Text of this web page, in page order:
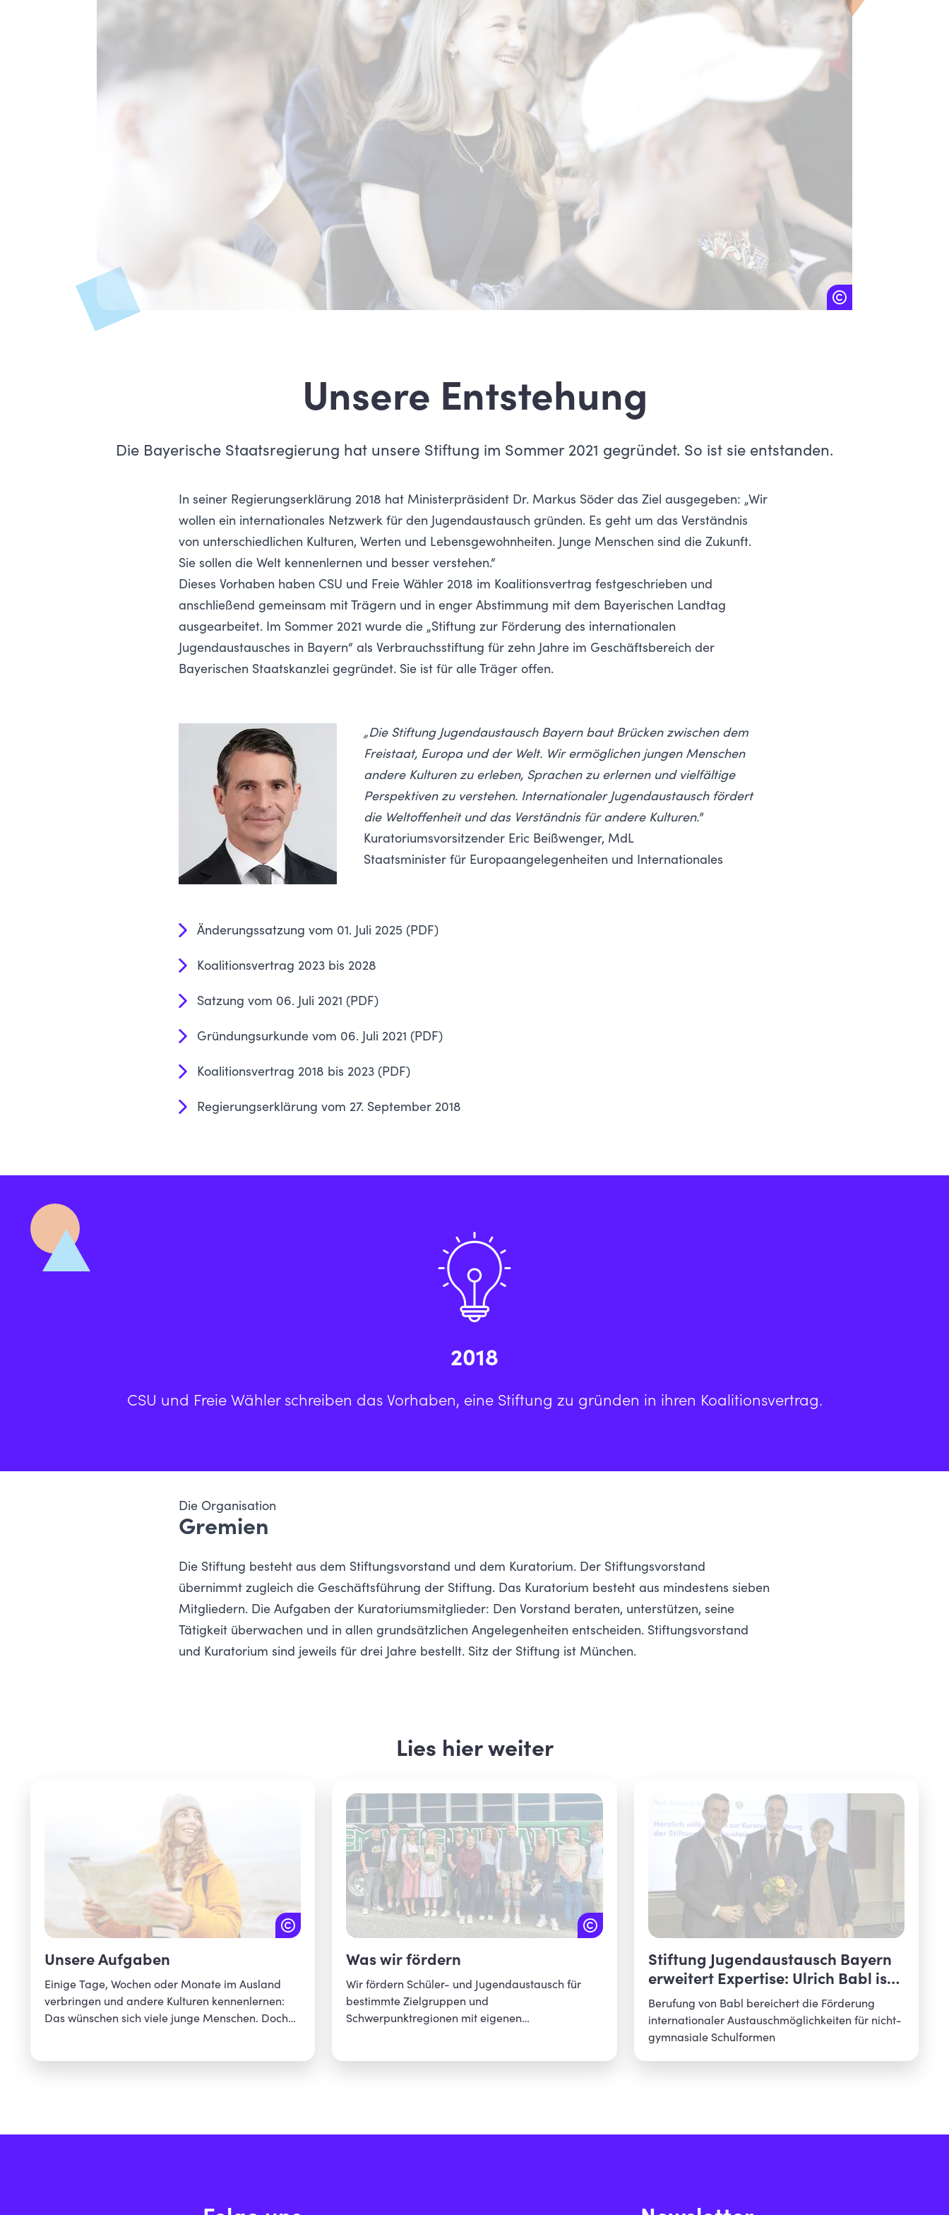
Unsere Entstehung
Die Bayerische Staatsregierung hat unsere Stiftung im Sommer 2021 gegründet. So ist sie entstanden.
In seiner Regierungserklärung 2018 hat Ministerpräsident Dr. Markus Söder das Ziel ausgegeben: „Wir
wollen ein internationales Netzwerk für den Jugendaustausch gründen. Es geht um das Verständnis
von unterschiedlichen Kulturen, Werten und Lebensgewohnheiten. Junge Menschen sind die Zukunft.
Sie sollen die Welt kennenlernen und besser verstehen.“
Dieses Vorhaben haben CSU und Freie Wähler 2018 im Koalitionsvertrag festgeschrieben und
anschließend gemeinsam mit Trägern und in enger Abstimmung mit dem Bayerischen Landtag
ausgearbeitet. Im Sommer 2021 wurde die „Stiftung zur Förderung des internationalen
Jugendaustausches in Bayern“ als Verbrauchsstiftung für zehn Jahre im Geschäftsbereich der
Bayerischen Staatskanzlei gegründet. Sie ist für alle Träger offen.
„Die Stiftung Jugendaustausch Bayern baut Brücken zwischen dem
Freistaat, Europa und der Welt. Wir ermöglichen jungen Menschen
andere Kulturen zu erleben, Sprachen zu erlernen und vielfältige
Perspektiven zu verstehen. Internationaler Jugendaustausch fördert
die Weltoffenheit und das Verständnis für andere Kulturen."
Kuratoriumsvorsitzender Eric Beißwenger, MdL
Staatsminister für Europaangelegenheiten und Internationales
Änderungssatzung vom 01. Juli 2025 (PDF)
Koalitionsvertrag 2023 bis 2028
Satzung vom 06. Juli 2021 (PDF )
Gründungsurkunde vom 06. Juli 2021 (PDF)
Koalitionsvertrag 2018 bis 2023 (PDF)
Regierungserklärung vom 27. September 2018
2018
CSU und Freie Wähler schreiben das Vorhaben, eine Stiftung zu gründen in ihren Koalitionsvertrag.
Die Organisation
Gremien
Die Stiftung besteht aus dem Stiftungsvorstand und dem Kuratorium. Der Stiftungsvorstand
übernimmt zugleich die Geschäftsführung der Stiftung. Das Kuratorium besteht aus mindestens sieben
Mitgliedern. Die Aufgaben der Kuratoriumsmitglieder: Den Vorstand beraten, unterstützen, seine
Tätigkeit überwachen und in allen grundsätzlichen Angelegenheiten entscheiden. Stiftungsvorstand
und Kuratorium sind jeweils für drei Jahre bestellt. Sitz der Stiftung ist München.
Lies hier weiter
Unsere Aufgaben
Einige Tage, Wochen oder Monate im Ausland
verbringen und andere Kulturen kennenlernen:
Das wünschen sich viele junge Menschen. Doch
Was wir fördern
Wir fördern Schüler- und Jugendaustausch für
bestimmte Zielgruppen und
Schwerpunktregionen mit eigenen
schaffen wir neue Chancen.
Stiftung Jugendaustausch Bayern
erweitert Expertise: Ulrich Babl ist
neues Kuratoriumsmitglied
Berufung von Babl bereichert die Förderung
internationaler Austauschmöglichkeiten für nicht-
gymnasiale Schulformen